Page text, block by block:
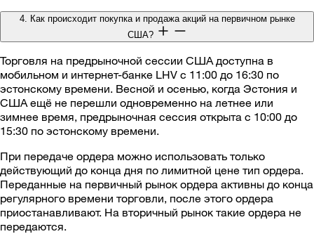
4. Как происходит покупка и продажа акций на первичном рынке
США?
Торговля на предрыночной сессии США доступна в
мобильном и интернет-банке LHV с 11:00 до 16:30 по
эстонскому времени. Весной и осенью, когда Эстония и
США ещё не перешли одновременно на летнее или
зимнее время, предрыночная сессия открыта с 10:00 до
15:30 по эстонскому времени.
При передаче ордера можно использовать только
действующий до конца дня по лимитной цене тип ордера.
Переданные на первичный рынок ордера активны до конца
регулярного времени торговли, после этого ордера
приостанавливают. На вторичный рынок такие ордера не
передаются.